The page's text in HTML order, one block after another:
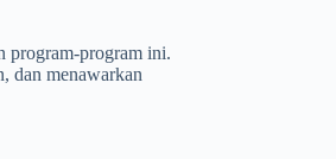
program-program ini.
dan menawarkan